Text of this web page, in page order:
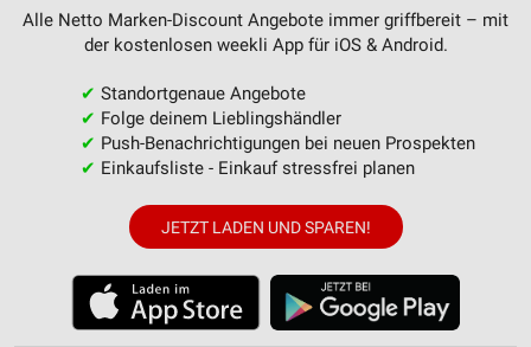
Alle Netto Marken-Discount Angebote immer griffbereit – mit
der kostenlosen weekli App für iOS & Android.
✔ Standortgenaue Angebote
✔ Folge deinem Lieblingshändler
✔ Push-Benachrichtigungen bei neuen Prospekten
✔ Einkaufsliste - Einkauf stressfrei planen
JETZT LADEN UND SPAREN!